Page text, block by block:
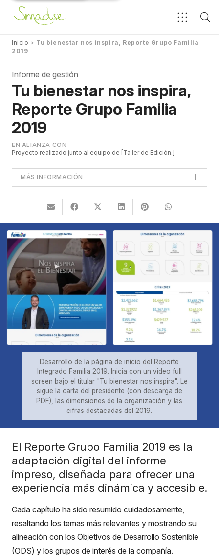
Inicio > Tu bienestar nos inspira, Reporte Grupo Familia
2019
Informe de gestión
Tu bienestar nos inspira,
Reporte Grupo Familia
2019
EN ALIANZA CON
Proyecto realizado junto al equipo de Taller de Edición.
MÁS INFORMACIÓN
Desarrollo de la página de inicio del Reporte
Integrado Familia 2019. Inicia con un video full
screen bajo el titular "Tu bienestar nos inspira". Le
sigue la carta del presidente (con descarga de
PDF), las dimensiones de la organización y las
cifras destacadas del 2019.
El Reporte Grupo Familia 2019 es la
adaptación digital del informe
impreso, diseñada para ofrecer una
experiencia más dinámica y accesible.
Cada capítulo ha sido resumido cuidadosamente,
resaltando los temas más relevantes y mostrando su
alineación con los Objetivos de Desarrollo Sostenible
(ODS) y los grupos de interés de la compañía.